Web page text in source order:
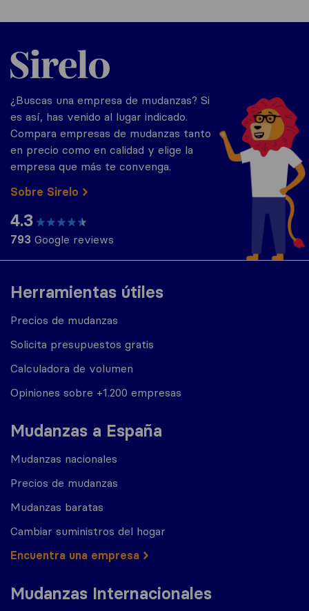
Herramientas útiles
Precios de mudanzas
Solicita presupuestos gratis
Calculadora de volumen
Opiniones sobre +1.200 empresas
Mudanzas a España
Mudanzas nacionales
Precios de mudanzas
Mudanzas baratas
Cambiar suministros del hogar
Encuentra una empresa
Mudanzas Internacionales
Sirelo.es
¿Buscas una empresa de mudanzas? Si
es así, has venido al lugar indicado.
Compara empresas de mudanzas tanto
en precio como en calidad y elige la
empresa que más te convenga.
Sobre Sirelo
4.3
793 Google reviews